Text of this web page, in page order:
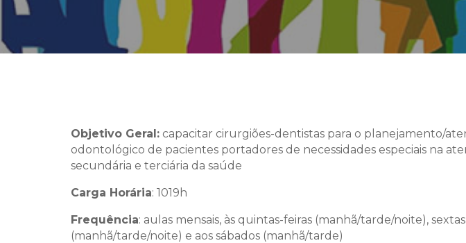
Objetivo Geral: capacitar cirurgiões-dentistas para o planejamento/
odontológico de pacientes portadores de necessidades especiais na
secundária e terciária da saúde
Carga Horária: 1019h
Frequência: aulas mensais, às quintas-feiras (manhã/tarde/noite),
(manhã/tarde/noite) e aos sábados (manhã/tarde)